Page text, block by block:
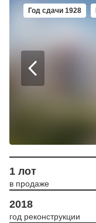
Год сдачи 1928
1 лот
в продаже
2018
год реконструкции